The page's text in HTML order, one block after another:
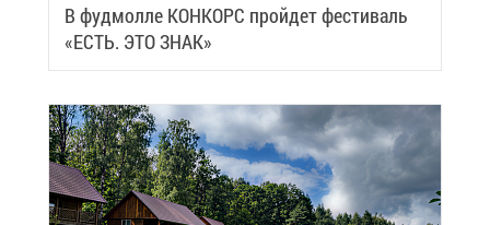
В фуд­мол­ле КОН­КОРС прой­дет фе­сти­валь
«ЕСТЬ. ЭТО ЗНАК»